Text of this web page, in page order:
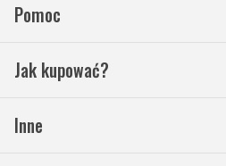
Pomoc
Jak kupować?
Inne